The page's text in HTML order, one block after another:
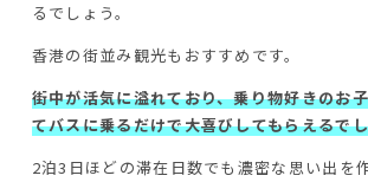
るでしょう。
香港の街並み観光もおすすめです。
街中が活気に溢れており、乗り物好きのお
てバスに乗るだけで大喜びしてもらえるで
2泊3日ほどの滞在日数でも濃密な思い出を